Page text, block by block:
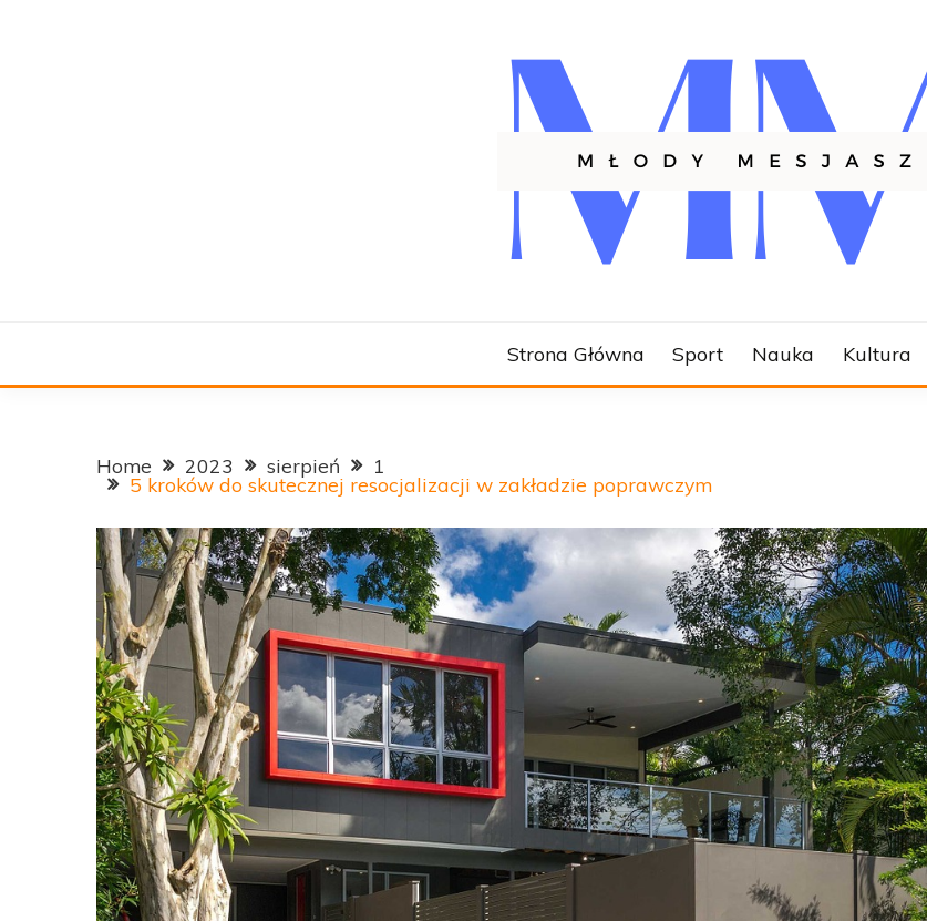
MLODYMESJASZ.PL
Strona Główna Sport Nauka Kultura
Home 2023 sierpień 1
5 kroków do skutecznej resocjalizacji w zakładzie poprawczym